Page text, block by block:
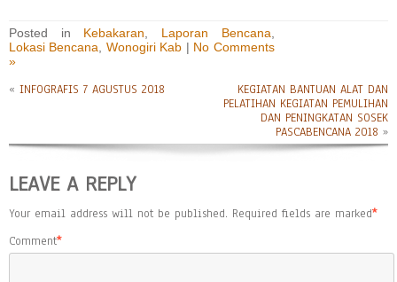
Posted in Kebakaran Laporan Bencana
Lokasi Bencana
Wonogiri Kab | No Comments
»
« INFOGRAFIS 7 AGUSTUS 2018
KEGIATAN BANTUAN ALAT DAN
PELATIHAN KEGIATAN PEMULIHAN
DAN PENINGKATAN SOSEK
PASCABENCANA 2018 »
LEAVE A REPLY
Your email address will not be published. Required fields are marked*
Comment*